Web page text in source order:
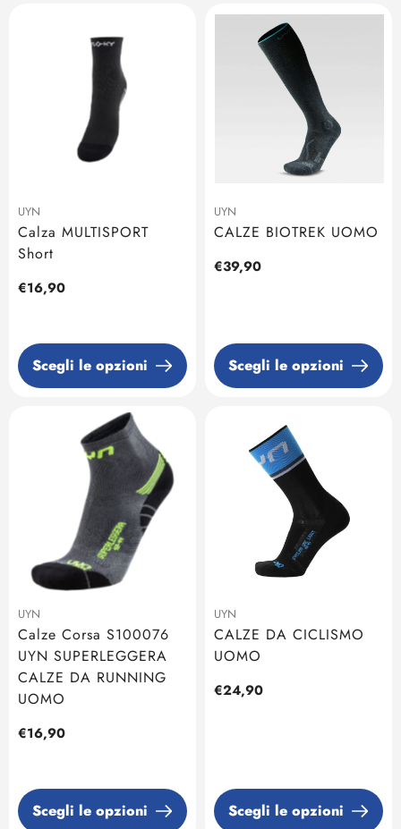
UYN
Calza MULTISPORT
Short
Prezzo
€16,90
Scegli le opzioni
UYN
CALZE BIOTREK UOMO
Prezzo
€39,90
Scegli le opzioni
UYN
Calze Corsa S100076
UYN SUPERLEGGERA
CALZE DA RUNNING
UOMO
Prezzo
€16,90
Scegli le opzioni
UYN
CALZE DA CICLISMO
UOMO
Prezzo
€24,90
Scegli le opzioni